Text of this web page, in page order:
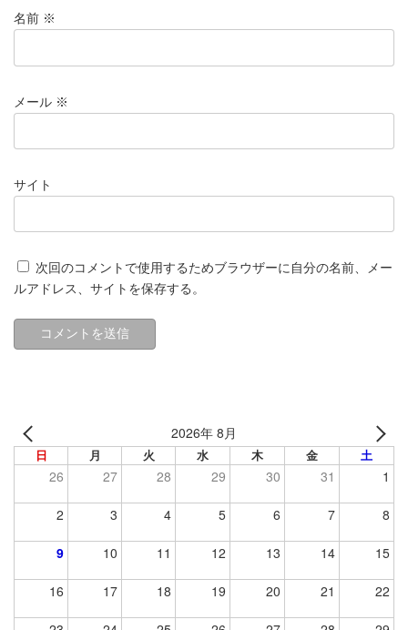
名前 ※
メール ※
サイト
次回のコメントで使用するためブラウザーに自分の名前、メー
ルアドレス、サイトを保存する。
2026年 8月
日 月 火 水 木 金 土
26 27 28 29 30 31 1
2 3 4 5 6 7 8
9 10 11 12 13 14 15
16 17 18 19 20 21 22